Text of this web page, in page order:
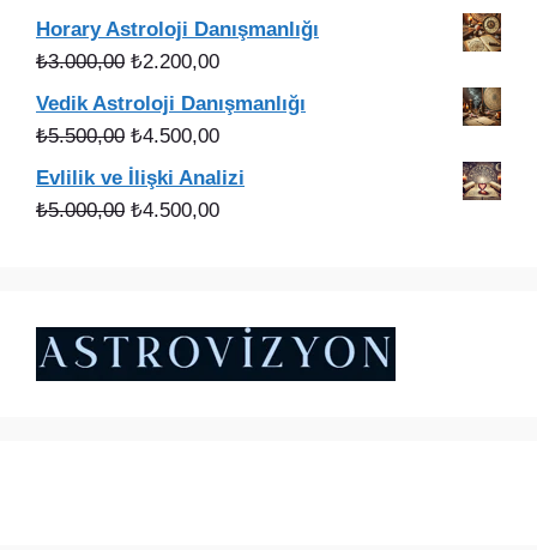
Horary Astroloji Danışmanlığı
₺3.000,00 Orijinal
fiyat:
₺3.000,00.
₺2.200,00Şu
fiyat:
Vedik Astroloji Danışmanlığı
₺5.500,00 Orijinal
fiyat:
₺5.500,00.
₺4.500,00Şu
andaki
fiyat:
Evlilik ve İlişki Analizi
₺5.000,00 Orijinal
₺4.500,00Şu